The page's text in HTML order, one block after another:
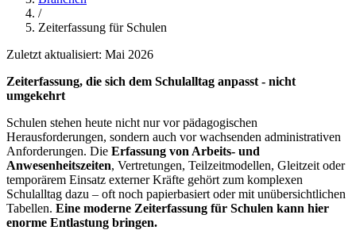
/
Zeiterfassung für Schulen
Zuletzt aktualisiert: Mai 2026
Zeiterfassung, die sich dem Schulalltag anpasst - nicht
umgekehrt
Schulen stehen heute nicht nur vor pädagogischen
Herausforderungen, sondern auch vor wachsenden administrativen
Anforderungen. Die Erfassung von Arbeits- und
Anwesenheitszeiten, Vertretungen, Teilzeitmodellen, Gleitzeit oder
temporärem Einsatz externer Kräfte gehört zum komplexen
Schulalltag dazu – oft noch papierbasiert oder mit unübersichtlichen
Tabellen. Eine moderne Zeiterfassung für Schulen kann hier
enorme Entlastung bringen.